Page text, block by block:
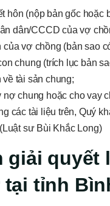
hôn (nộp bản gốc hoặc
dân/CCCD của vợ
của vợ chồng (bản sao
chung (trích lục bản
tài sản chung;
nợ chung hoặc cho vay
các tài liệu trên, Quý
sư Bùi Khắc Long)
giải
tỉnh